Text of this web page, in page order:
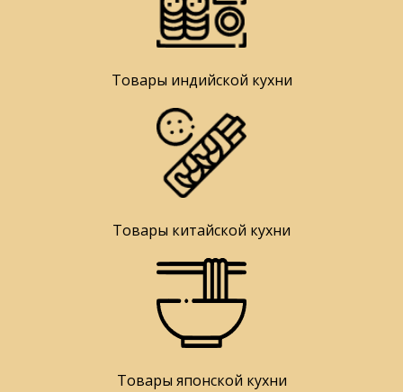
Товары индийской кухни
Товары китайской кухни
Товары японской кухни